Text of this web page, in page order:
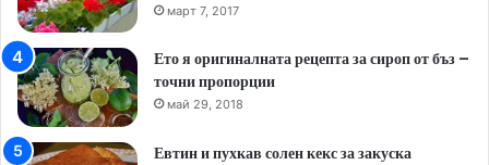
март 7, 2017
Ето я оригиналната рецепта за сироп от бъз –
точни пропорции
май 29, 2018
Евтин и пухкав солен кекс за закуска